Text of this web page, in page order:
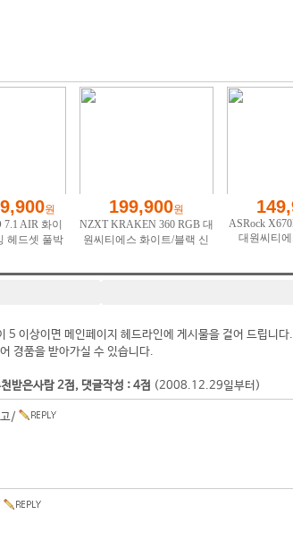
5 이상이면 메인페이지 헤드라인에 게시물을 걸어 드립니다.
경품을 받아가실 수 있습니다.
받은사람 2점, 댓글작성 : 4점 (2008.12.29일부터)
/